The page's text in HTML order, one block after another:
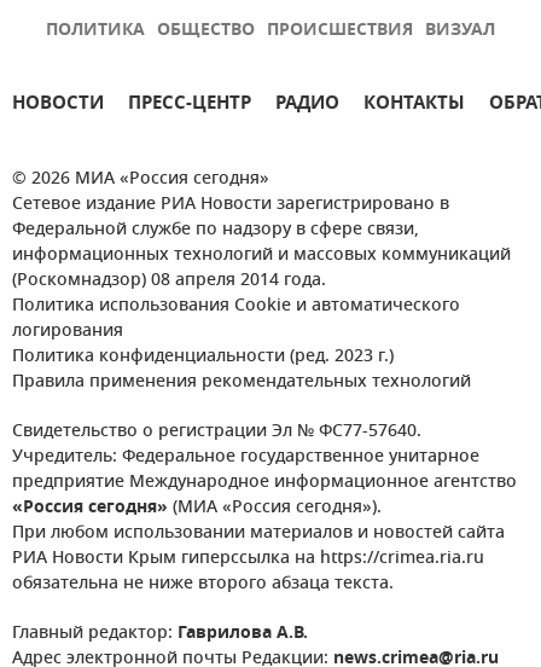
ПОЛИТИКА ОБЩЕСТВО ПРОИСШЕСТВИЯ ВИЗУАЛ
НОВОСТИ ПРЕСС-ЦЕНТР РАДИО КОНТАКТЫ
© 2026 МИА «Россия сегодня»
Сетевое издание РИА Новости зарегистрировано в
Федеральной службе по надзору в сфере связи,
информационных технологий и массовых коммуникаций
(Роскомнадзор) 08 апреля 2014 года.
Политика использования Cookie и автоматического
логирования
Политика конфиденциальности (ред. 2023 г.)
Правила применения рекомендательных технологий
Свидетельство о регистрации Эл № ФС77-57640.
Учредитель: Федеральное государственное унитарное
предприятие Международное информационное агентство
«Россия сегодня» (МИА «Россия сегодня»).
При любом использовании материалов и новостей сайта
РИА Новости Крым гиперссылка на https://crimea.ria.ru
обязательна не ниже второго абзаца текста.
Главный редактор: Гаврилова А.В.
Адрес электронной почты Редакции: news.crimea@ria.ru